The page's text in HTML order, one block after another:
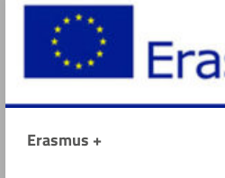
Erasmus +